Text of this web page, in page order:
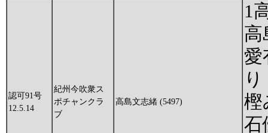
認可91号
12.5.14
紀州今吹衆ス
ポチャンクラ
ブ
高島文志緒 (5497)
1
高
愛
樫
石